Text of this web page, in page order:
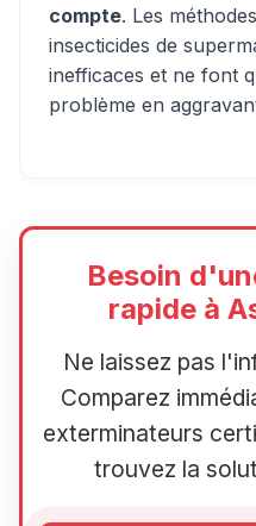
compte. Les
insecticides de
inefficaces et ne font
problème en
Besoin
rapide à
Ne laissez pas
Comparez
exterminateurs
trouvez la